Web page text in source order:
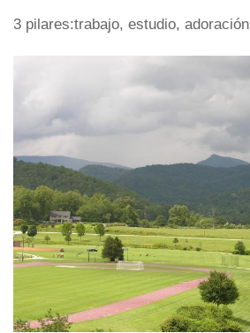
3 pilares:trabajo, estudio, adoración